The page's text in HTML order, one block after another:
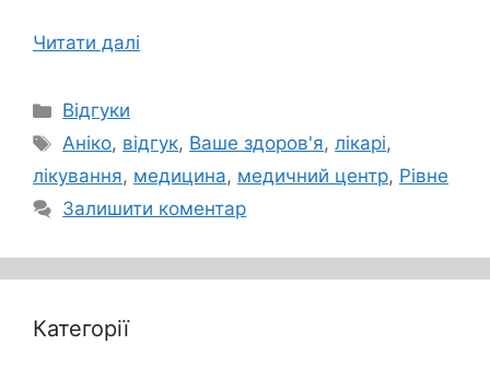
Читати далі
Категорії
Відгуки
Позначки
Аніко, відгук, Ваше здоров'я,лікарі,
лікування, медицина, медичний центр, Рівне
Залишити коментар
Категорії